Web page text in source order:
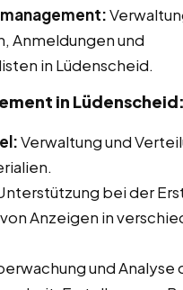
Anmeldungen und
in Lüdenscheid.
in Lüdenscheid:
Verwaltung und
bei der
Anzeigen in
und Analyse